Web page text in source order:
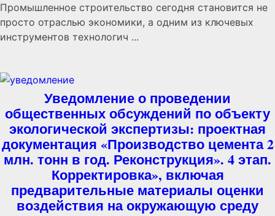
Промышленное строительство сегодня становится не
просто отраслью экономики, а одним из ключевых
инструментов технологич ...
Уведомление о проведении
общественных обсуждений по объекту
экологической экспертизы: проектная
документация «Производство цемента 2
млн. тонн в год. Реконструкция». 4 этап.
Корректировка», включая
предварительные материалы оценки
воздействия на окружающую среду